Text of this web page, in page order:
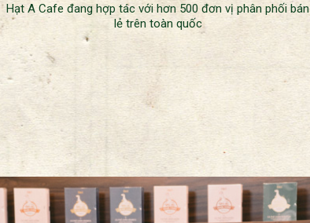
Hạt A Cafe đang hợp tác với hơn 500 đơn vị phân phối bán
lẻ trên toàn quốc